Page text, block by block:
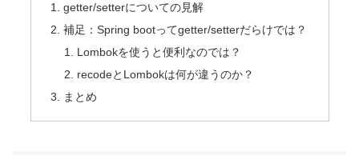
getter/setterについての見解
補足：Spring bootってgetter/setterだらけでは？
Lombokを使うと便利なのでは？
recodeとLombokは何が違うのか？
まとめ